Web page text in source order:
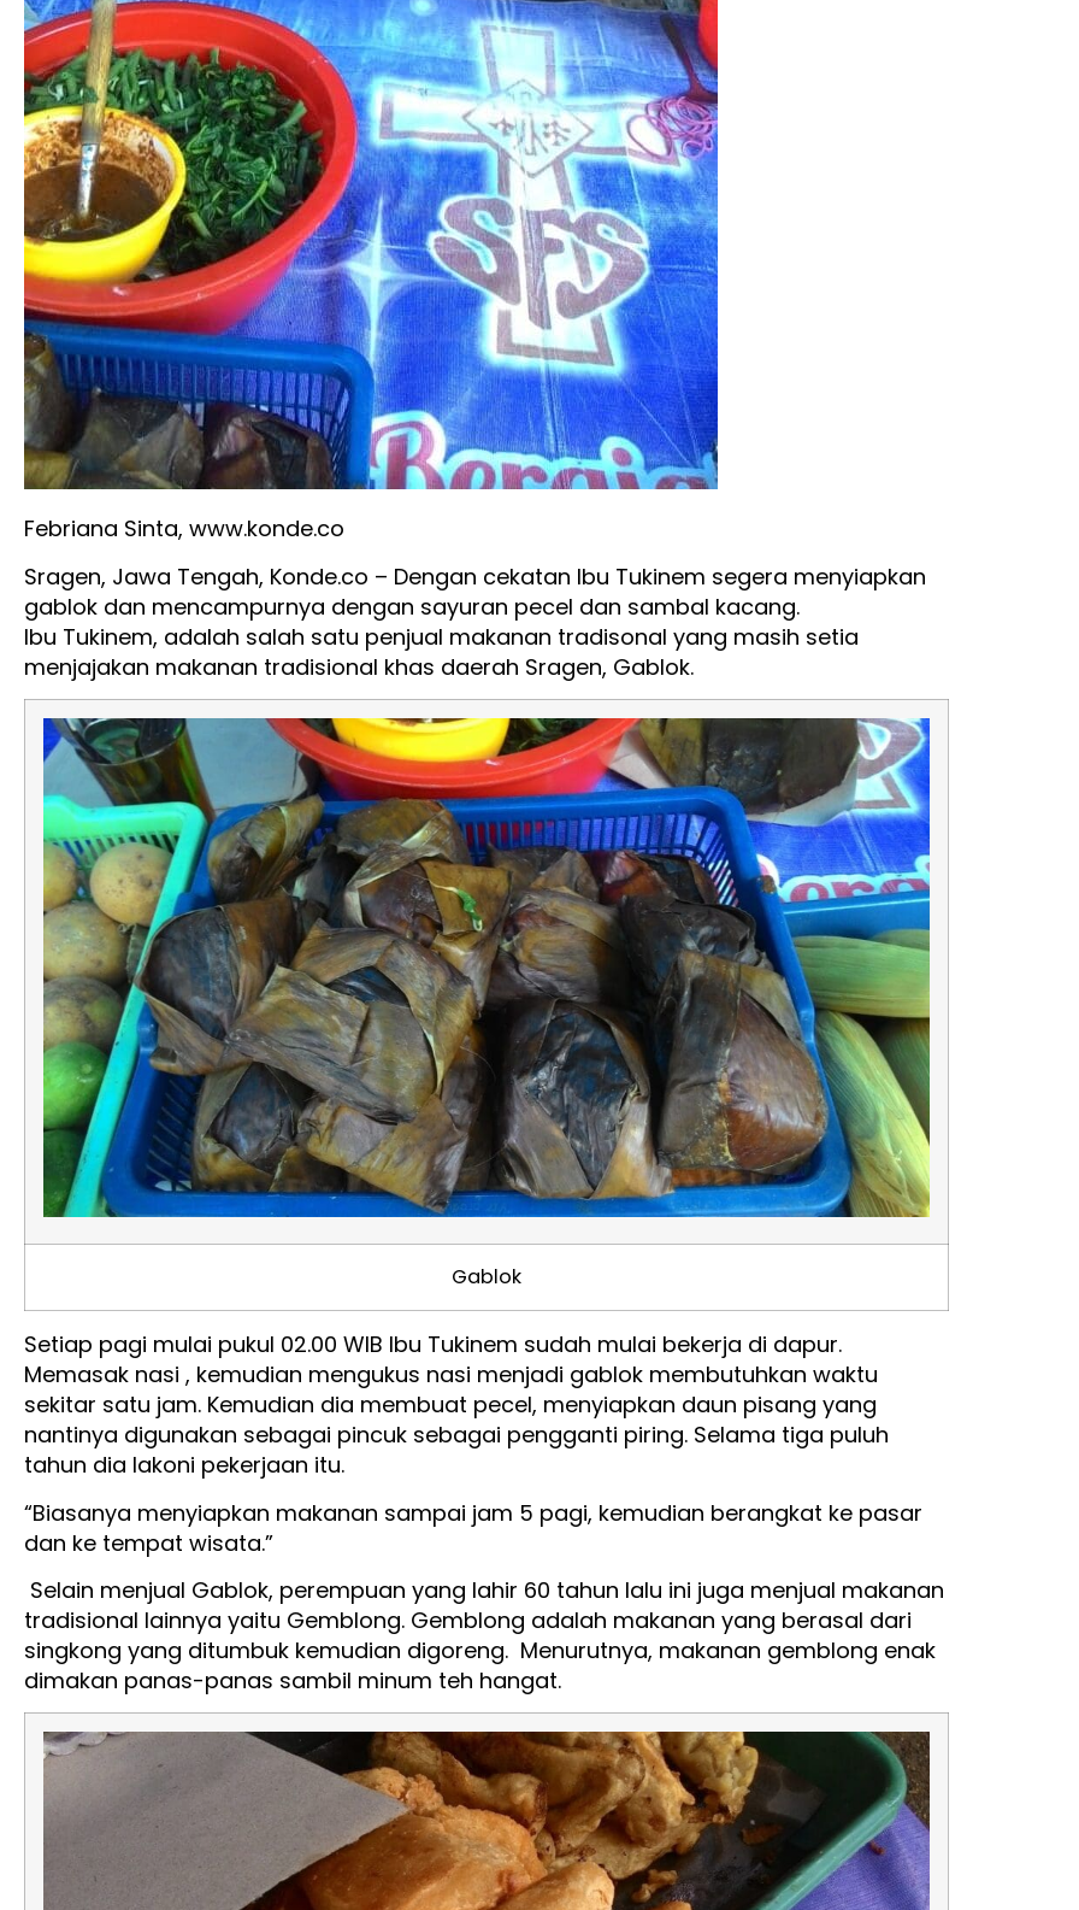
Febriana Sinta, www.konde.co
Sragen, Jawa Tengah, Konde.co – Dengan cekatan Ibu Tukinem segera menyiapkan
gablok dan mencampurnya dengan sayuran pecel dan sambal kacang.
Ibu Tukinem, adalah salah satu penjual makanan tradisonal yang masih setia
menjajakan makanan tradisional khas daerah Sragen, Gablok.
Gablok
Setiap pagi mulai pukul 02.00 WIB Ibu Tukinem sudah mulai bekerja di dapur.
Memasak nasi , kemudian mengukus nasi menjadi gablok membutuhkan waktu
sekitar satu jam. Kemudian dia membuat pecel, menyiapkan daun pisang yang
nantinya digunakan sebagai pincuk sebagai pengganti piring. Selama tiga puluh
tahun dia lakoni pekerjaan itu.
“Biasanya menyiapkan makanan sampai jam 5 pagi, kemudian berangkat ke pasar
dan ke tempat wisata.”
Selain menjual Gablok, perempuan yang lahir 60 tahun lalu ini juga menjual makanan
tradisional lainnya yaitu Gemblong. Gemblong adalah makanan yang berasal dari
singkong yang ditumbuk kemudian digoreng. Menurutnya, makanan gemblong enak
dimakan panas-panas sambil minum teh hangat.